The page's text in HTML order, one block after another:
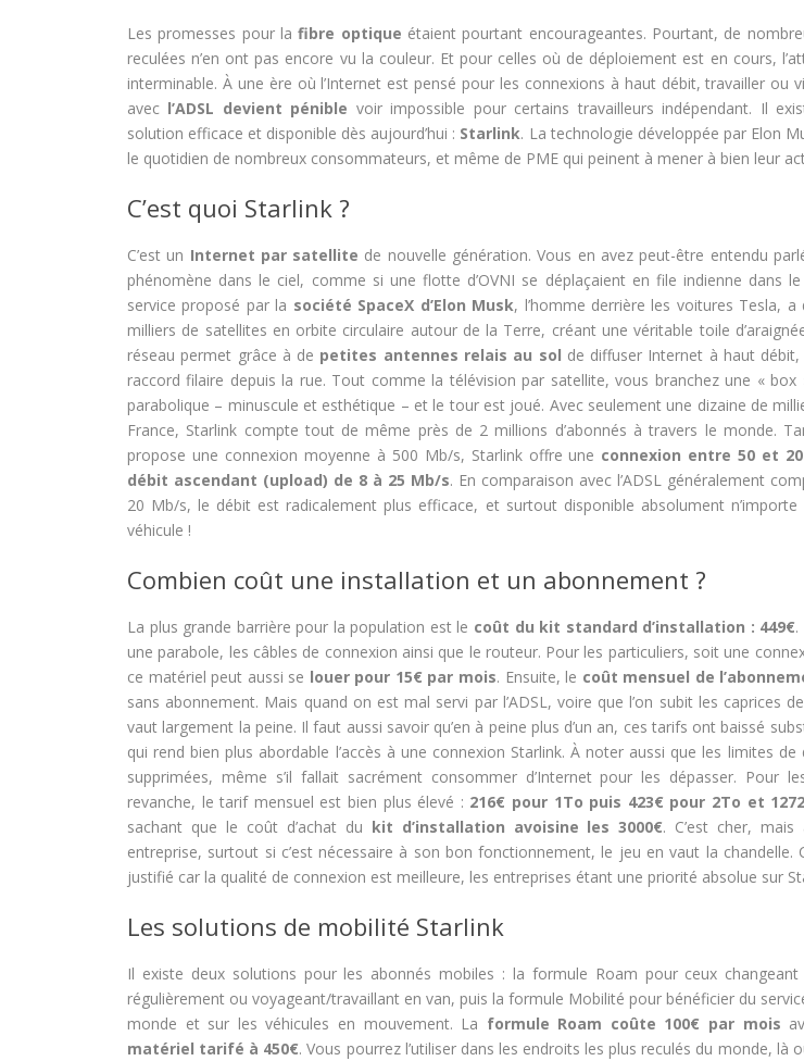
Les promesses pour lafibre optique étaient pourtant encourageantes. Pourtant, de
reculées n’en ont pas encore vu la couleur. Et pour celles où de déploiement est en cours,
interminable. À une ère où l’Internet est pensé pour les connexions à haut débit, travailler ou
avec l’ADSL devient pénible voir impossible pour certains travailleurs indépendant. Il
solution efficace et disponible dès aujourd’hui : Starlink. La technologie développée par Elon
le quotidien de nombreux consommateurs, et même de PME qui peinent à mener à bien leur
C’est quoi Starlink ?
C’est un Internet par satellite de nouvelle génération. Vous en avez peut-être entendu
phénomène dans le ciel, comme si une flotte d’OVNI se déplaçaient en file indienne dans
service proposé par la société SpaceX d’Elon Musk, l’homme derrière les voitures Tesla, a
milliers de satellites en orbite circulaire autour de la Terre, créant une véritable toile
réseau permet grâce à de petites antennes relais au sol de diffuser Internet à haut
raccord filaire depuis la rue. Tout comme la télévision par satellite, vous branchez une « box
parabolique – minuscule et esthétique – et le tour est joué. Avec seulement une dizaine de
France, Starlink compte tout de même près de 2 millions d’abonnés à travers le monde.
propose une connexion moyenne à 500 Mb/s, Starlink offre une connexion entre 50 et
débit ascendant (upload) de 8 à 25 Mb/s. En comparaison avec l’ADSL généralement
20 Mb/s, le débit est radicalement plus efficace, et surtout disponible absolument
véhicule !
Combien coût une installation et un abonnement ?
La plus grande barrière pour la population est le coût du kit standard d’installation : 449€.
une parabole, les câbles de connexion ainsi que le routeur. Pour les particuliers, soit une
ce matériel peut aussi se louer pour 15€ par mois. Ensuite, le coût mensuel de
sans abonnement. Mais quand on est mal servi par l’ADSL, voire que l’on subit les caprices
vaut largement la peine. Il faut aussi savoir qu’en à peine plus d’un an, ces tarifs ont baissé
qui rend bien plus abordable l’accès à une connexion Starlink. À noter aussi que les limites
supprimées, même s’il fallait sacrément consommer d’Internet pour les dépasser. Pour
revanche, le tarif mensuel est bien plus élevé : 216€ pour 1To puis 423€ pour 2To et
sachant que le coût d’achat du kit d’installation avoisine les 3000€. C’est cher, mais
entreprise, surtout si c’est nécessaire à son bon fonctionnement, le jeu en vaut la chandelle.
justifié car la qualité de connexion est meilleure, les entreprises étant une priorité absolue sur
Les solutions de mobilité Starlink
Il existe deux solutions pour les abonnés mobiles : la formule Roam pour ceux changeant
régulièrement ou voyageant/travaillant en van, puis la formule Mobilité pour bénéficier du
monde et sur les véhicules en mouvement. La formule Roam coûte 100€ par mois
matériel tarifé à 450€. Vous pourrez l’utiliser dans les endroits les plus reculés du monde, là